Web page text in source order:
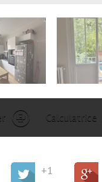
Calculatrice
+1